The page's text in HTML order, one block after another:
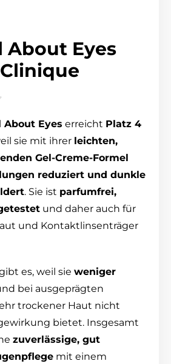
About Eyes
Eyes erreicht Platz 4
sie mit ihrer leichten,
Gel-Creme-Formel
reduziert und dunkle
. Sie ist parfumfrei,
und daher auch für
und Kontaktlinsenträger
es, weil sie weniger
bei ausgeprägten
trockener Haut nicht
bietet. Insgesamt
zuverlässige, gut
mit einem